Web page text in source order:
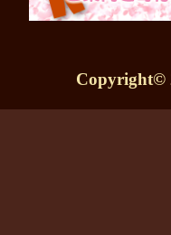
Copyright©